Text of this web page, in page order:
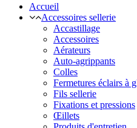
Accueil
Accessoires sellerie
Accastillage
Accessoires
Aérateurs
Auto-agrippants
Colles
Fermetures éclairs à
Fils sellerie
Fixations et pressions
Œillets